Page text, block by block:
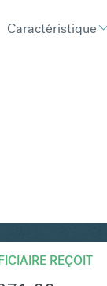
Caractéristique
REÇOIT